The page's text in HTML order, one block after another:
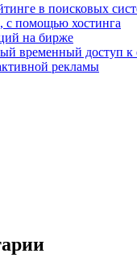
в поисковых
с помощью хостинга
на бирже
временный доступ к
рекламы